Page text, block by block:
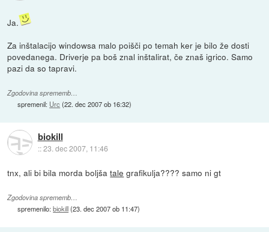
Ja.
Za inštalacijo windowsa malo poišči po temah ker je bilo že dosti
povedanega. Driverje pa boš znal inštalirat, če znaš igrico. Samo
pazi da so tapravi.
Zgodovina sprememb…
spremenil: Urc (22. dec 2007 ob 16:32)
biokill
::23. dec 2007, 11:46
tnx, ali bi bila morda boljšatale grafikulja???? samo ni gt
Zgodovina sprememb…
spremenilo:biokill(23. dec 2007 ob 11:47)